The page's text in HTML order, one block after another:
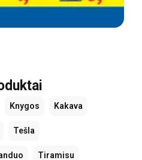
Knygos Kakava
Tešla
Tiramisu